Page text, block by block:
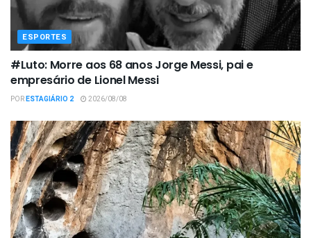
ESPORTES
#Luto: Morre aos 68 anos Jorge Messi, pai e
empresário de Lionel Messi
PORESTAGIÁRIO 2 2026/08/08